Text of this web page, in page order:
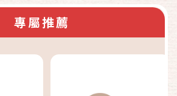
專屬推薦